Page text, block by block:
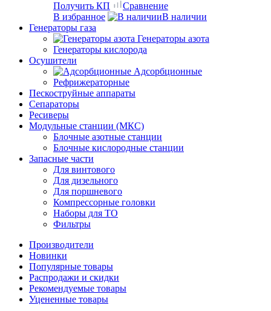
Получить КП
Сравнение
В избранное
В наличии
Генераторы газа
Генераторы азота
Генераторы кислорода
Осушители
Адсорбционные
Рефрижераторные
Пескоструйные аппараты
Сепараторы
Ресиверы
Модульные станции (МКС)
Блочные азотные станции
Блочные кислородные станции
Запасные части
Для винтового
Для дизельного
Для поршневого
Компрессорные головки
Наборы для ТО
Фильтры
Производители
Новинки
Популярные товары
Распродажи и скидки
Рекомендуемые товары
Уцененные товары